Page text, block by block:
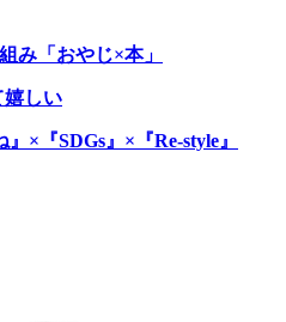
み「おやじ×本」
嬉しい
×『SDGs』×『Re-style』